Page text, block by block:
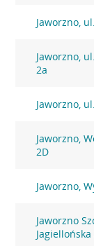
Jaworzno,
Jaworzno,
2a
Jaworzno,
Jaworzno,
2D
Jaworzno,
Jaworzno
Jagiellońska